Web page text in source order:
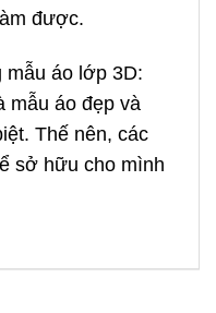
được.
mẫu áo lớp 3D:
mẫu áo đẹp và
Thế nên, các
sở hữu cho mình